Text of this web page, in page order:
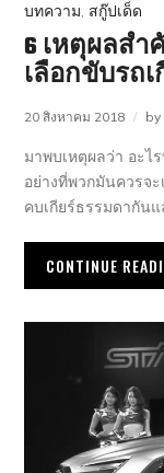
บทความ, สกู๊ปเด็ด
6 เหตุผลส
เลือกขับรถ
20 สิงหาคม 2018 by
มาพบเหตุผลว่า อะไ
อย่างที่พวกมันควรจ
คบเกียร์ธรรมดากันแ
CONTINUE